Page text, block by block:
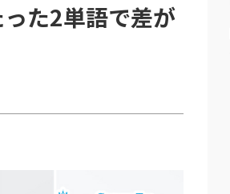
た2単語で差が